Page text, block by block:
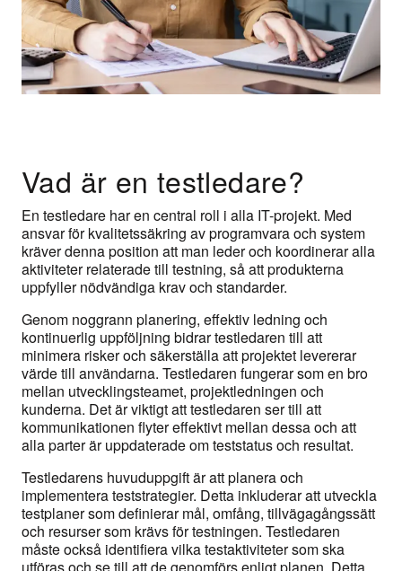
Vad är en testledare?
En testledare har en central roll i alla IT-projekt. Med
ansvar för kvalitetssäkring av programvara och system
kräver denna position att man leder och koordinerar alla
aktiviteter relaterade till testning, så att produkterna
uppfyller nödvändiga krav och standarder.
Genom noggrann planering, effektiv ledning och
kontinuerlig uppföljning bidrar testledaren till att
minimera risker och säkerställa att projektet levererar
värde till användarna. Testledaren fungerar som en bro
mellan utvecklingsteamet, projektledningen och
kunderna. Det är viktigt att testledaren ser till att
kommunikationen flyter effektivt mellan dessa och att
alla parter är uppdaterade om teststatus och resultat.
Testledarens huvuduppgift är att planera och
implementera teststrategier. Detta inkluderar att utveckla
testplaner som definierar mål, omfång, tillvägagångssätt
och resurser som krävs för testningen. Testledaren
måste också identifiera vilka testaktiviteter som ska
utföras och se till att de genomförs enligt planen. Detta